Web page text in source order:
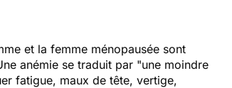
et la femme ménopausée sont
anémie se traduit par "une moindre
fatigue, maux de tête, vertige,